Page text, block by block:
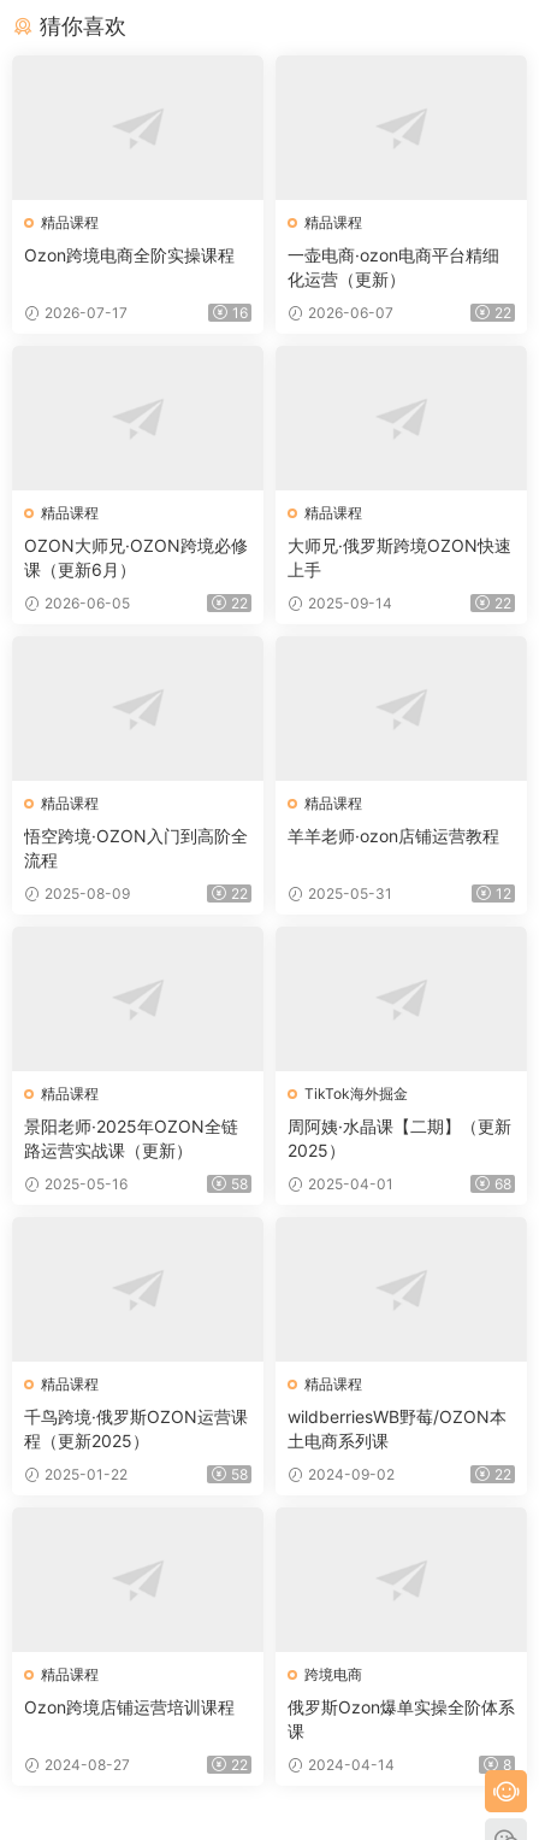
猜你喜欢
精品课程
Ozon跨境电商全阶实操课程
2026-07-17 16
精品课程
一壶电商·ozon电商平台精细
化运营（更新）
2026-06-07 22
精品课程
OZON大师兄·OZON跨境必修
课（更新6月）
2026-06-05 22
精品课程
大师兄·俄罗斯跨境OZON快速
上手
2025-09-14 22
精品课程
悟空跨境·OZON入门到高阶全
流程
2025-08-09 22
精品课程
羊羊老师·ozon店铺运营教程
2025-05-31 12
精品课程
景阳老师·2025年OZON全链
路运营实战课（更新）
2025-05-16 58
TikTok海外掘金
周阿姨·水晶课【二期】（更新
2025）
2025-04-01 68
精品课程
千鸟跨境·俄罗斯OZON运营课
程（更新2025）
2025-01-22 58
精品课程
wildberriesWB野莓/OZON本
土电商系列课
2024-09-02 22
精品课程
Ozon跨境店铺运营培训课程
2024-08-27 22
跨境电商
俄罗斯Ozon爆单实操全阶体系
课
2024-04-14 8